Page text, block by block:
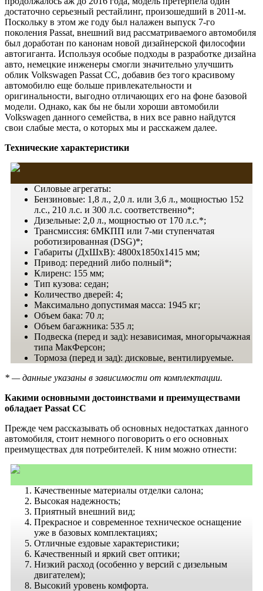
достаточно серьезный рестайлинг, произошедший в 2011-м.
Поскольку в этом же году был налажен выпуск 7-го
поколения Passat, внешний вид рассматриваемого автомобиля
был доработан по канонам новой дизайнерской философии
автогиганта. Используя особые подходы в разработке дизайна
авто, немецкие инженеры смогли значительно улучшить
облик Volkswagen Passat CC, добавив без того красивому
автомобилю еще больше привлекательности и
оригинальности, выгодно отличающих его на фоне базовой
модели. Однако, как бы не были хороши автомобили
Volkswagen данного семейства, в них все равно найдутся
свои слабые места, о которых мы и расскажем далее.
Технические характеристики
Силовые агрегаты:
Бензиновые: 1,8 л., 2,0 л. или 3,6 л., мощностью 152
л.с., 210 л.с. и 300 л.с. соответственно*;
Дизельные: 2,0 л., мощностью от 170 л.с.*;
Трансмиссия: 6МКПП или 7-ми ступенчатая
роботизированная (DSG)*;
Габариты (ДхШхВ): 4800х1850х1415 мм;
Привод: передний либо полный*;
Клиренс: 155 мм;
Тип кузова: седан;
Количество дверей: 4;
Максимально допустимая масса: 1945 кг;
Объем бака: 70 л;
Объем багажника: 535 л;
Подвеска (перед и зад): независимая, многорычажная
типа МакФерсон;
Тормоза (перед и зад): дисковые, вентилируемые.
* — данные указаны в зависимости от комплектации.
Какими основными достоинствами и преимуществами
обладает Passat CC
Прежде чем рассказывать об основных недостатках данного
автомобиля, стоит немного поговорить о его основных
преимуществах для потребителей. К ним можно отнести:
Качественные материалы отделки салона;
Высокая надежность;
Приятный внешний вид;
Прекрасное и современное техническое оснащение
уже в базовых комплектациях;
Отличные ездовые характеристики;
Качественный и яркий свет оптики;
Низкий расход (особенно у версий с дизельным
двигателем);
Высокий уровень комфорта.